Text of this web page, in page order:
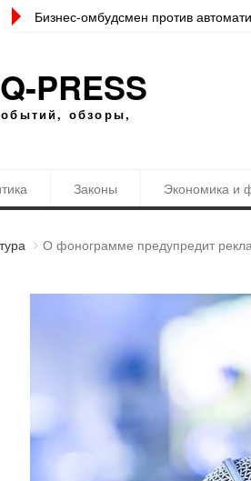
Бизнес-омбудсмен против
PRESS
обзоры,
Законы Экономика и
О фонограмме предупредит